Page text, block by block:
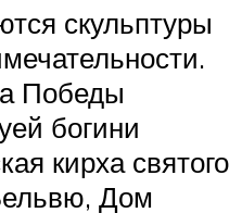
скульптуры
Победы
богини
кирха святого
Дом